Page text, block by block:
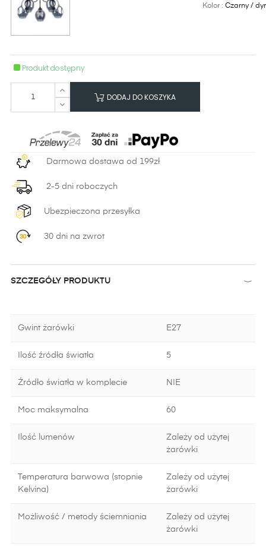
Kolor :Czarny /
Produkt dostępny
DODAJ DO KOSZYKA
Darmowa dostawa od 199zł
2-5 dni roboczych
Ubezpieczona przesyłka
30 dni na zwrot
SZCZEGÓŁY PRODUKTU
Gwint żarówki E27
Ilość źródła światła 5
Źródło światła w komplecie NIE
Moc maksymalna 60
Ilość lumenów
Zależy od użytej
żarówki
Temperatura barwowa (stopnie
Kelvina)
Zależy od użytej
żarówki
Możliwość / metody ściemniania
Zależy od użytej
żarówki